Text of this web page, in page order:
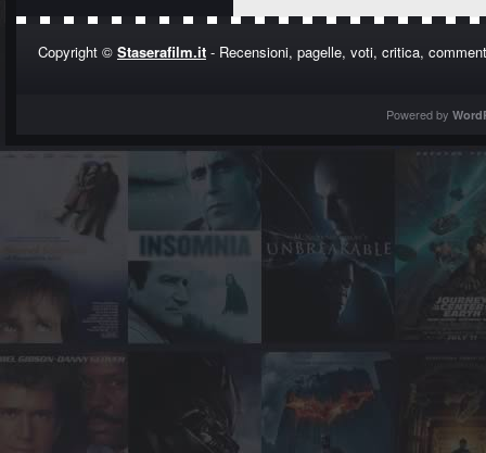
Copyright © Staserafilm.it - Recensioni, pagelle, voti, critica,
Powered by